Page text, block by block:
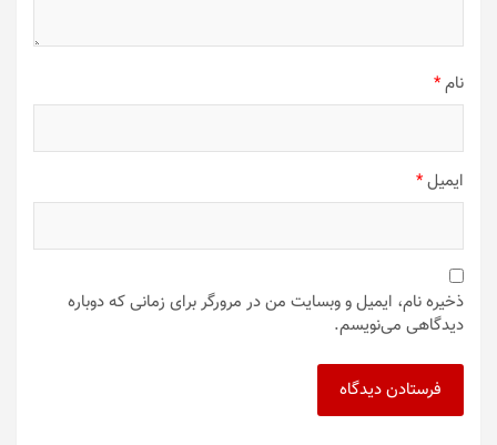
نام*
ایمیل*
ذخیره نام، ایمیل و وبسایت من در مرورگر برای زمانی که دوباره
دیدگاهی می‌نویسم.